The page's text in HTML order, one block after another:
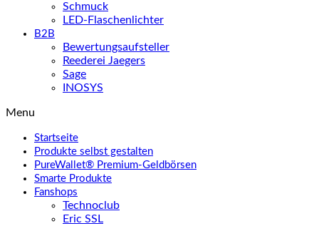
Schmuck
LED-Flaschenlichter
B2B
Bewertungsaufsteller
Reederei Jaegers
Sage
INOSYS
Menu
Startseite
Produkte selbst gestalten
PureWallet® Premium-Geldbörsen
Smarte Produkte
Fanshops
Technoclub
Eric SSL